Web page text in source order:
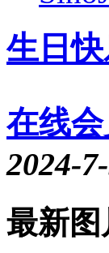
生日
在线
2024-
最新图